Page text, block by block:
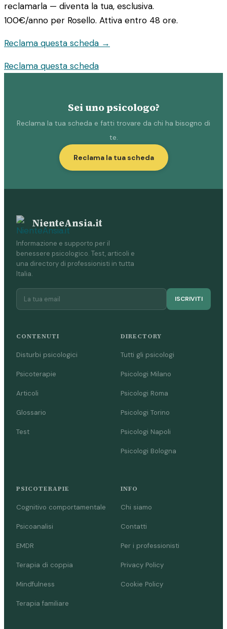
reclamarla — diventa la tua, esclusiva.
100€/anno per Rosello. Attiva entro 48 ore.
Reclama questa scheda →
Reclama questa scheda
Sei uno psicologo?
Reclama la tua scheda e fatti trovare da chi ha bisogno di
te.
Reclama la tua scheda
NienteAnsia.it
Informazione e supporto per il
benessere psicologico. Test, articoli e
una directory di professionisti in tutta
Italia.
ISCRIVITI
CONTENUTI
Disturbi psicologici
Psicoterapie
Articoli
Glossario
Test
DIRECTORY
Tutti gli psicologi
Psicologi Milano
Psicologi Roma
Psicologi Torino
Psicologi Napoli
Psicologi Bologna
PSICOTERAPIE
Cognitivo comportamentale
Psicoanalisi
EMDR
Terapia di coppia
Mindfulness
Terapia familiare
INFO
Chi siamo
Contatti
Per i professionisti
Privacy Policy
Cookie Policy